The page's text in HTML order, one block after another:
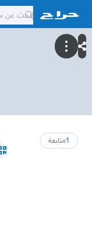
1متابعة